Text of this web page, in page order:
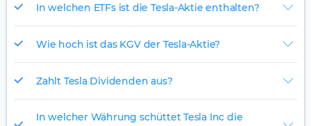
In welchen ETFs ist die Tesla-Aktie enthalten?
Wie hoch ist das KGV der Tesla-Aktie?
Zahlt Tesla Dividenden aus?
In welcher Währung schüttet Tesla Inc die